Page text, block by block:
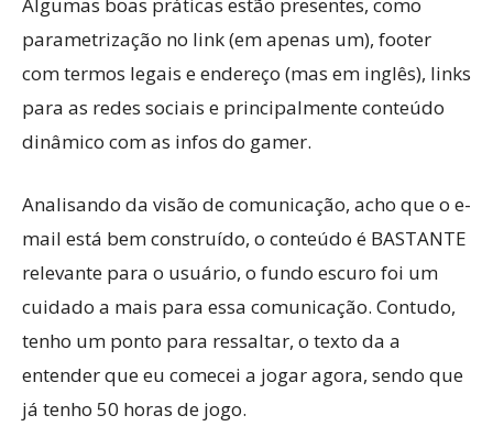
parametrização no link (em apenas um), footer
com termos legais e endereço (mas em inglês), links
para as redes sociais e principalmente conteúdo
dinâmico com as infos do gamer.
Analisando da visão de comunicação, acho que o e-
mail está bem construído, o conteúdo é BASTANTE
relevante para o usuário, o fundo escuro foi um
cuidado a mais para essa comunicação. Contudo,
tenho um ponto para ressaltar, o texto da a
entender que eu comecei a jogar agora, sendo que
já tenho 50 horas de jogo.